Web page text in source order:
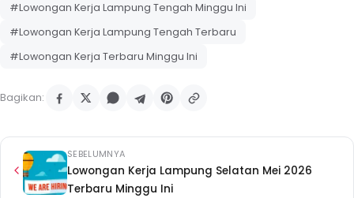
#Lowongan Kerja Lampung Tengah Minggu Ini
#Lowongan Kerja Lampung Tengah Terbaru
#Lowongan Kerja Terbaru Minggu Ini
Bagikan:
SEBELUMNYA
Lowongan Kerja Lampung Selatan Mei 2026
Terbaru Minggu Ini